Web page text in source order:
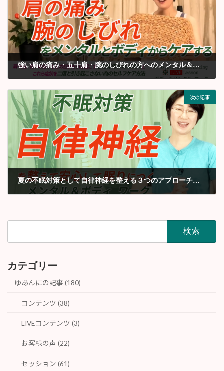
強い肩の痛み・五十肩・腕のしびれの方へのメンタル＆ボディワーク
2022年6月
次の記事
夏の不眠対策として自律神経を整える３つのアプローチ【220623LIVE編集】
2022年6月
カテゴリー
ゆあんにの記事 (180)
コンテンツ (38)
LIVEコンテンツ (3)
お客様の声 (22)
セッション (61)